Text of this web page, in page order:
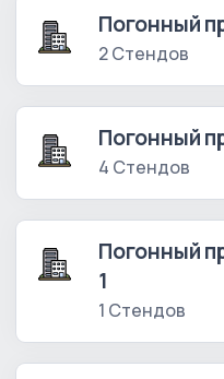
Погонный
2 Стендов
Погонный
4 Стендов
Погонный
1
1 Стендов